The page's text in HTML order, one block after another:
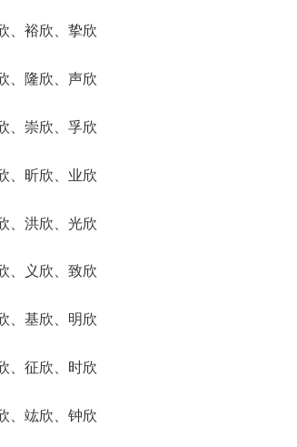
、裕欣、挚欣
、隆欣、声欣
、崇欣、孚欣
、昕欣、业欣
、洪欣、光欣
、义欣、致欣
、基欣、明欣
、征欣、时欣
、竑欣、钟欣